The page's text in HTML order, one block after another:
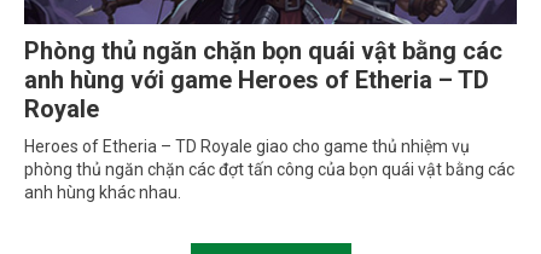
Phòng thủ ngăn chặn bọn quái vật bằng các
anh hùng với game Heroes of Etheria – TD
Royale
Heroes of Etheria – TD Royale giao cho game thủ nhiệm vụ
phòng thủ ngăn chặn các đợt tấn công của bọn quái vật bằng các
anh hùng khác nhau.